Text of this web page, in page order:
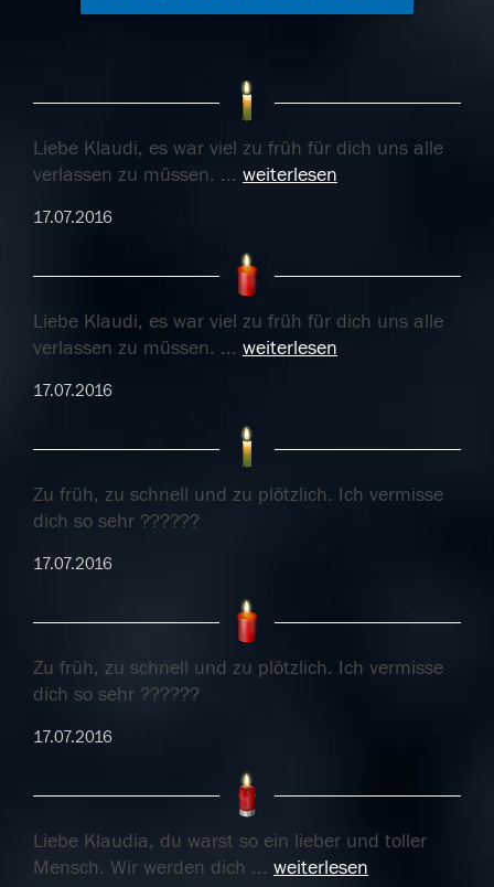
Liebe Klaudi, es war viel zu früh für dich uns alle
verlassen zu müssen. ... weiterlesen
17.07.2016
Liebe Klaudi, es war viel zu früh für dich uns alle
verlassen zu müssen. ... weiterlesen
17.07.2016
Zu früh, zu schnell und zu plötzlich. Ich vermisse
dich so sehr ??????
17.07.2016
Zu früh, zu schnell und zu plötzlich. Ich vermisse
dich so sehr ??????
17.07.2016
Liebe Klaudia, du warst so ein lieber und toller
Mensch. Wir werden dich ... weiterlesen